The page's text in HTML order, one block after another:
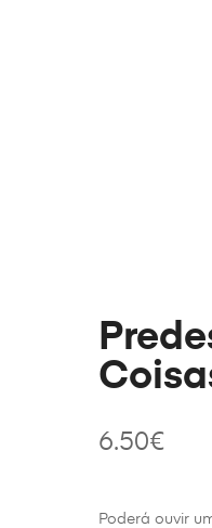
6.50€
Poderá ouvir